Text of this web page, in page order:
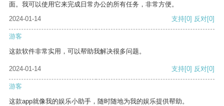
面。我可以使用它来完成日常办公的所有任务，非常方便。
2024-01-14
支持[0] 反对[0]
游客
这款软件非常实用，可以帮助我解决很多问题。
2024-01-14 支持[0] 反对[0]
游客
这款app就像我的娱乐小助手，随时随地为我的娱乐提供帮助。